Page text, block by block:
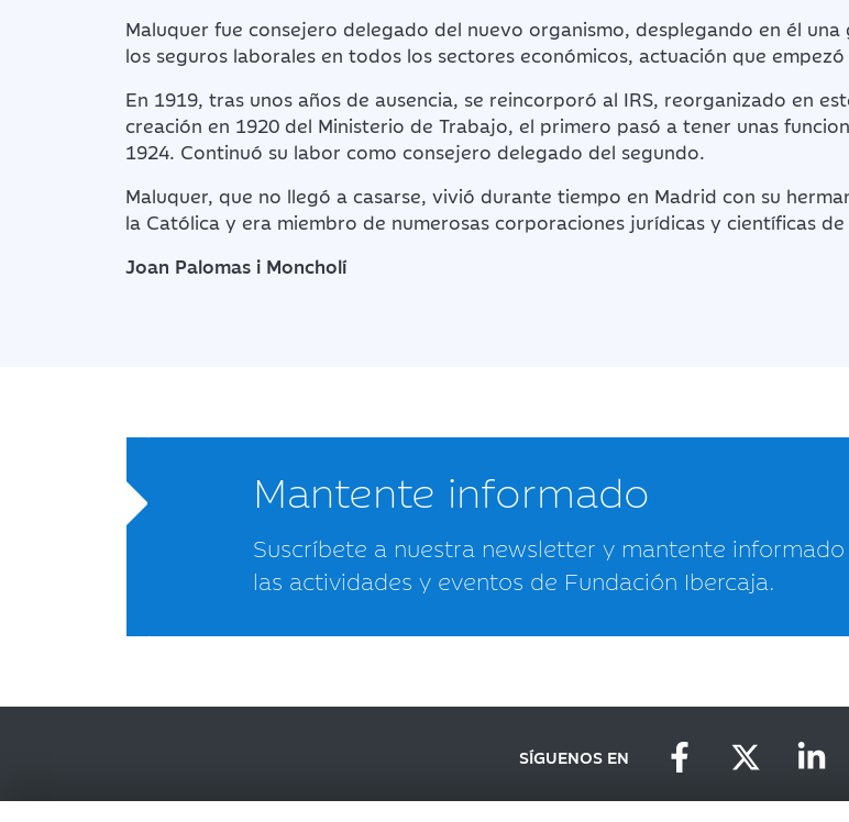
Maluquer fue consejero delegado del nuevo organismo, desplegando en él
los seguros laborales en todos los sectores económicos, actuación que
En 1919, tras unos años de ausencia, se reincorporó al IRS, reorganizado en
creación en 1920 del Ministerio de Trabajo, el primero pasó a tener unas
1924. Continuó su labor como consejero delegado del segundo.
Maluquer, que no llegó a casarse, vivió durante tiempo en Madrid con su
la Católica y era miembro de numerosas corporaciones jurídicas y científicas de
Joan Palomas i Moncholí
Mantente informado
Suscríbete a nuestra newsletter y mantente
las actividades y eventos de Fundación Ibercaja.
SÍGUENOS EN